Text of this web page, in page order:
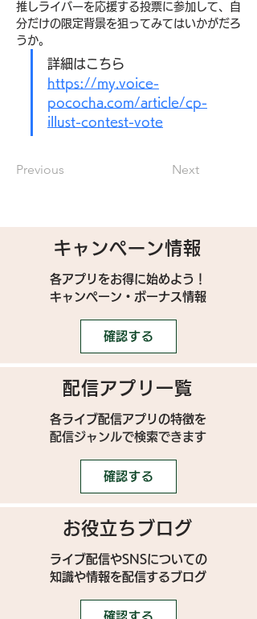
推しライバーを応援する投票に参加して、自
分だけの限定背景を狙ってみてはいかがだろ
うか。
詳細はこちら
https://my.voice-
pococha.com/article/cp-
illust-contest-vote
Previous Next
キャンペーン情報
各アプリをお得に始めよう！
キャンペーン・ボーナス情報
確認する
配信アプリ一覧
各ライブ配信アプリの特徴を
配信ジャンルで検索できます
確認する
お役立ちブログ
ライブ配信やSNSについての
​知識や情報を配信するブログ
確認する